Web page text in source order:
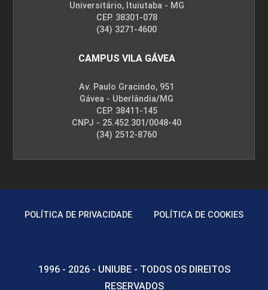
Universitário, Ituiutaba - MG
CEP. 38301-078
(34) 3271-4600
CAMPUS VILA GÁVEA
Av. Paulo Gracindo, 951
Gávea - Uberlândia/MG
CEP. 38411-145
CNPJ - 25.452.301/0048-40
(34) 2512-8760
POLÍTICA DE PRIVACIDADE POLÍTICA DE COOKIES
1996 - 2026 - UNIUBE - TODOS OS DIREITOS
RESERVADOS